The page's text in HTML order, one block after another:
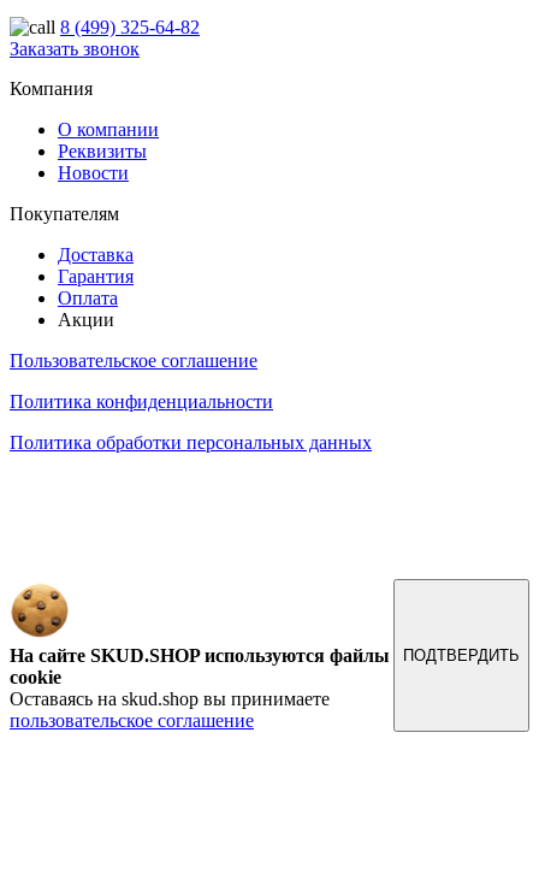
8 (499) 325-64-82
Заказать звонок
Компания
О компании
Реквизиты
Новости
Покупателям
Доставка
Гарантия
Оплата
Акции
Пользовательское соглашение
Политика конфиденциальности
Политика обработки персональных данных
На сайте SKUD.SHOP используются файлы
cookie
Оставаясь на skud.shop вы принимаете
пользовательское соглашение
ПОДТВЕРДИТЬ